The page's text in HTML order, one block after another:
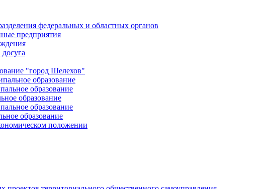
федеральных и областных органов
предприятия
"город Шелехов"
образование
образование
образование
образование
образование
положении